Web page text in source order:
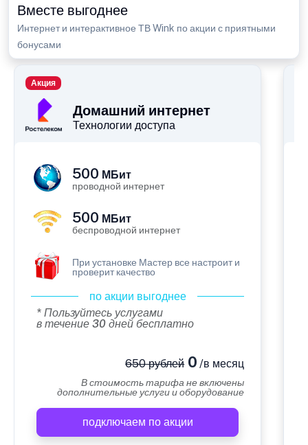
Вместе выгоднее
Интернет и интерактивное ТВ Wink по акции с приятными
бонусами
Домашний интернет
Технологии доступа
Акция
500 МБит
проводной интернет
500 МБит
беспроводной интернет
При установке Мастер все настроит и
проверит качество
по акции выгоднее
* Пользуйтесь услугами
в течение 30 дней бесплатно
650 рублей0 /в месяц
В стоимость тарифа не включены
дополнительные услуги и оборудование
подключаем по акции